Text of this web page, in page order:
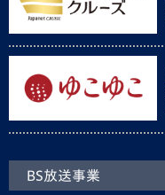
BS放送事業